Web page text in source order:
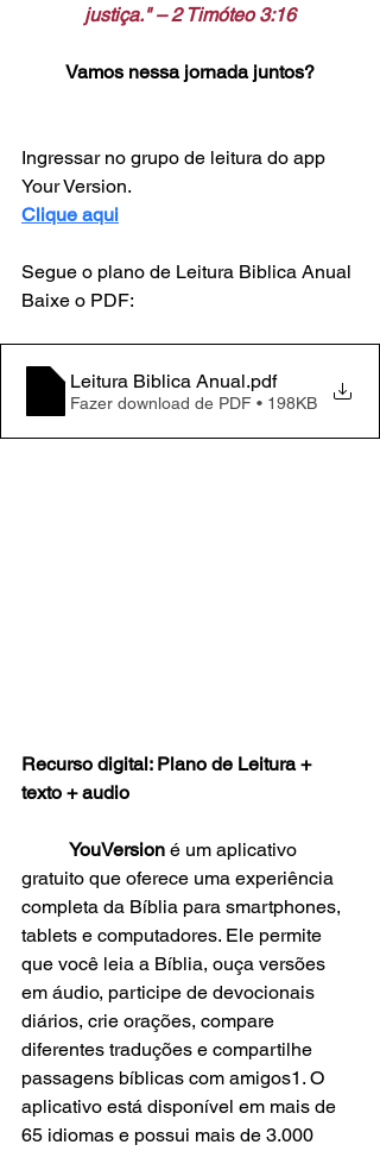
justiça." – 2 Timóteo 3:16
Vamos nessa jornada juntos?
Ingressar no grupo de leitura do app
Your Version.
Clique aqui
Segue o plano de Leitura Biblica Anual
Baixe o PDF:
Leitura Biblica Anual.pdf
Fazer download de PDF • 198KB
Recurso digital: Plano de Leitura +
texto + audio
YouVersion é um aplicativo
gratuito que oferece uma experiência
completa da Bíblia para smartphones,
tablets e computadores. Ele permite
que você leia a Bíblia, ouça versões
em áudio, participe de devocionais
diários, crie orações, compare
diferentes traduções e compartilhe
passagens bíblicas com amigos1. O
aplicativo está disponível em mais de
65 idiomas e possui mais de 3.000